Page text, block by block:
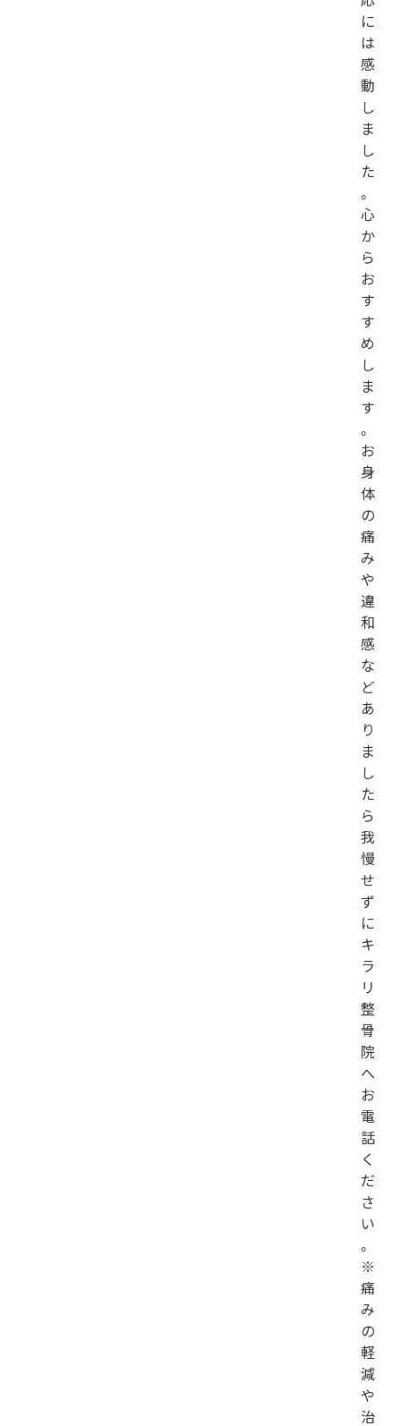
に
は
感
動
し
ま
し
た
。
心
か
ら
お
す
す
め
し
ま
す
。
お
身
体
の
痛
み
や
違
和
感
な
ど
あ
り
ま
し
た
ら
我
慢
せ
ず
に
キ
ラ
リ
整
骨
院
へ
お
電
話
く
だ
さ
い
。
※
痛
み
の
軽
減
や
治